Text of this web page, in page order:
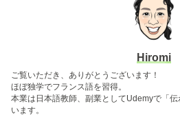
Hiromi
ご覧いただき、ありがとうございます！
ほぼ独学でフランス語を習得。
本業は日本語教師、副業としてUdemyで「
います。